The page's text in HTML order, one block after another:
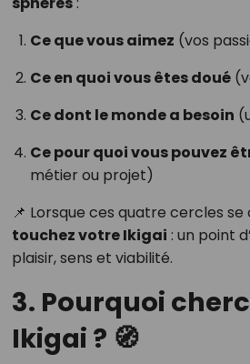
Ce que vous aimez (vos
Ce en quoi vous êtes doué
Ce dont le monde a besoin
Ce pour quoi vous pouvez
métier ou projet)
📌 Lorsque ces quatre cercles
touchez votre Ikigai : un point
plaisir, sens et viabilité.
3. Pourquoi
Ikigai ? 🧭